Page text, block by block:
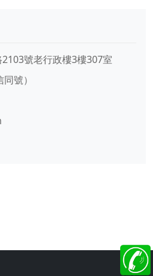
號老行政樓3樓307室
號）